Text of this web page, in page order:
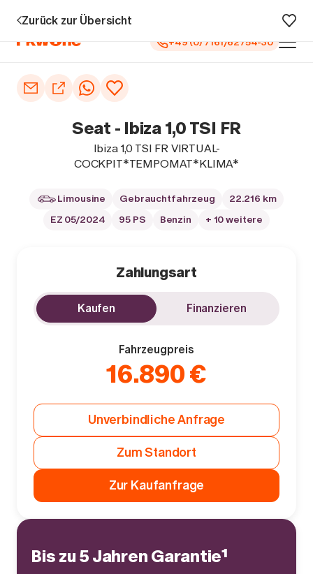
+49 (0) 7161/62754-30
Auto kaufen
Autoankauf
Finanzierung
Zurück zur Übersicht
Seat - Ibiza 1,0 TSI FR
Ibiza 1,0 TSI FR VIRTUAL-
COCKPIT*TEMPOMAT*KLIMA*
Limousine Gebrauchtfahrzeug
22.216 km
EZ 05/2024
95 PS Benzin + 10 weitere
Zahlungsart
Kaufen Finanzieren
Fahrzeugpreis
16.890 €
Unverbindliche Anfrage
Zum Standort
Zur Kaufanfrage
Bis zu 5 Jahren Garantie¹